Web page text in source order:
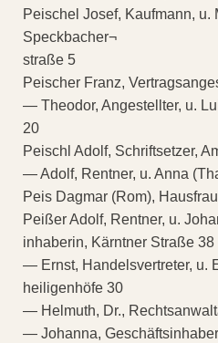
Peischel Josef, Kaufmann, u.
Speckbacher¬
straße 5
Peischer Franz,
— Theodor, Angestellter, u.
20
Peischl Adolf, Schriftsetzer,
— Adolf, Rentner, u. Anna
Peis Dagmar (Rom),
Peißer Adolf, Rentner, u.
inhaberin, Kärntner Straße 38
— Ernst, Handelsvertreter, u.
heiligenhöfe 30
— Helmuth, Dr.,
— Johanna,